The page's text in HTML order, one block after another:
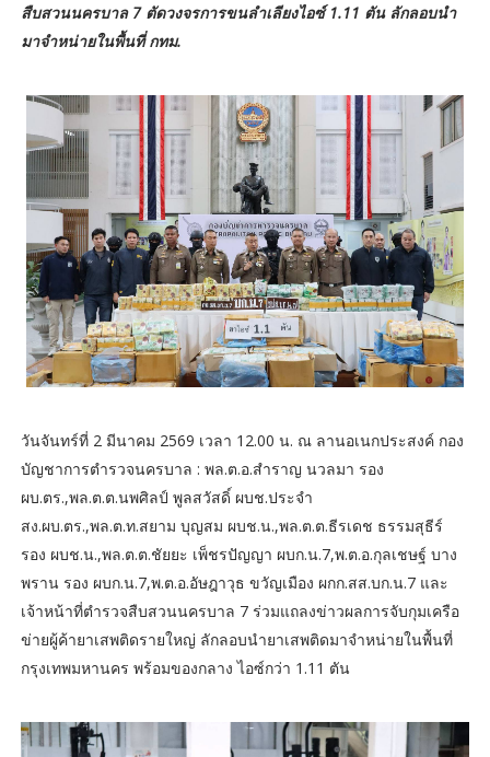
สืบสวนนครบาล 7 ตัดวงจรการขนลำเลียงไอซ์ 1.11 ตัน ลักลอบนำ
มาจำหน่ายในพื้นที่ กทม.
วันจันทร์ที่ 2 มีนาคม 2569 เวลา 12.00 น. ณ ลานอเนกประสงค์ กอง
บัญชาการตำรวจนครบาล : พล.ต.อ.สำราญ นวลมา รอง
ผบ.ตร.,พล.ต.ต.นพศิลป์ พูลสวัสดิ์ ผบช.ประจำ
สง.ผบ.ตร.,พล.ต.ท.สยาม บุญสม ผบช.น.,พล.ต.ต.ธีรเดช ธรรมสุธีร์
รอง ผบช.น.,พล.ต.ต.ชัยยะ เพ็ชรปัญญา ผบก.น.7,พ.ต.อ.กุลเชษฐ์ บาง
พราน รอง ผบก.น.7,พ.ต.อ.อัษฎาวุธ ขวัญเมือง ผกก.สส.บก.น.7 และ
เจ้าหน้าที่ตำรวจสืบสวนนครบาล 7 ร่วมแถลงข่าวผลการจับกุมเครือ
ข่ายผู้ค้ายาเสพติดรายใหญ่ ลักลอบนำยาเสพติดมาจำหน่ายในพื้นที่
กรุงเทพมหานคร พร้อมของกลาง ไอซ์กว่า 1.11 ตัน